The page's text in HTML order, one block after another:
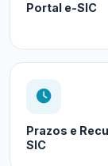
Portal e-SIC
Prazos e
SIC